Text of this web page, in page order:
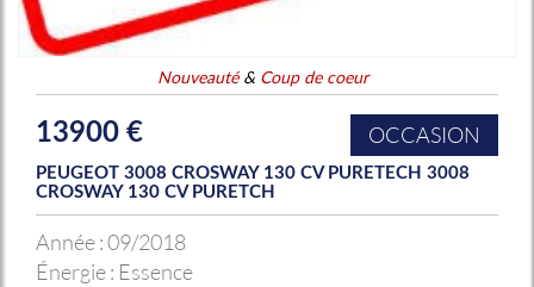
Nouveauté& Coup de coeur
13900 € OCCASION
PEUGEOT 3008 CROSWAY 130 CV PURETECH 3008
CROSWAY 130 CV PURETCH
Année :09/2018
Énergie : Essence